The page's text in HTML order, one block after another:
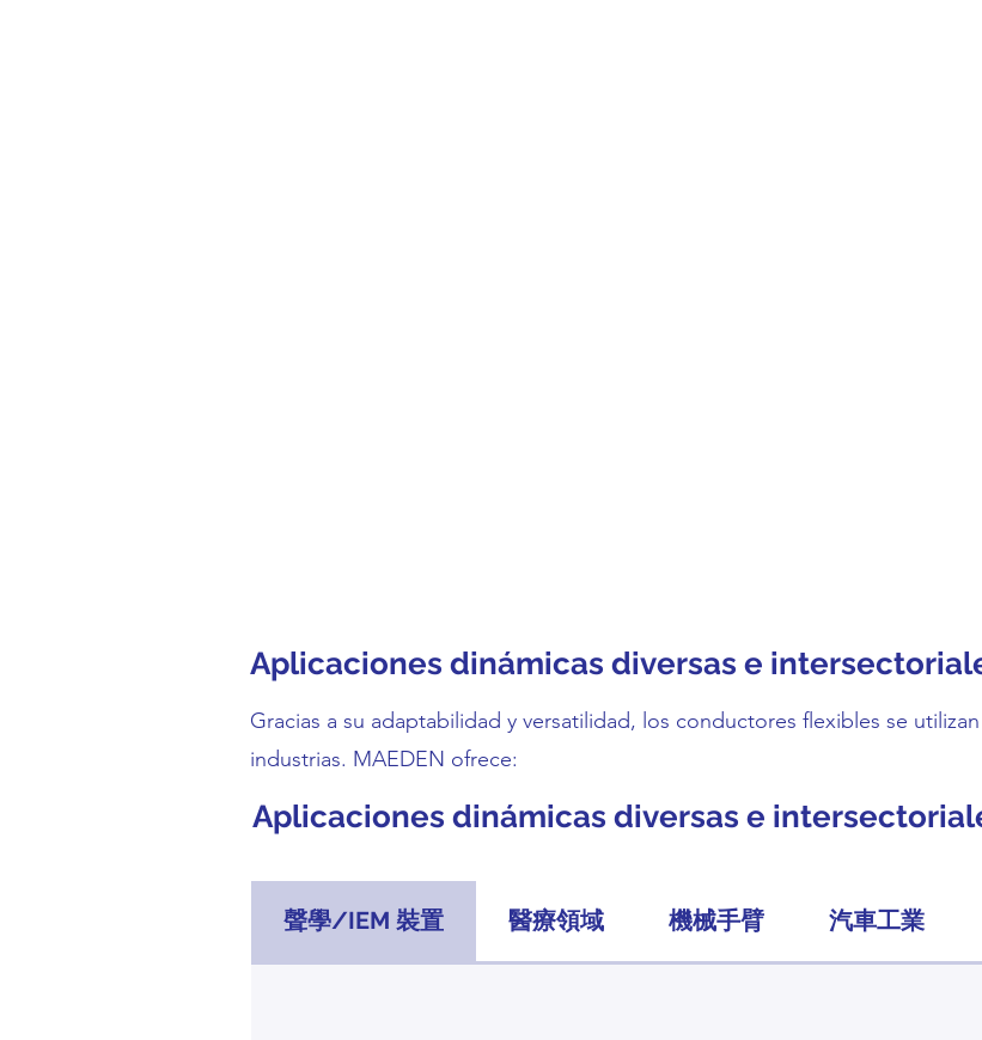
Aplicaciones dinámicas diversas e
Gracias a su adaptabilidad y versatilidad, los conductores flexibles se
industrias. MAEDEN ofrece:
Aplicaciones dinámicas diversas e
聲學/IEM 裝置 醫療領域 機械手臂 汽車工業